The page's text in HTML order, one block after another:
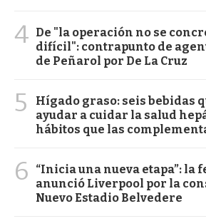
4 De "la operación no se
difícil": contrapunto de
de Peñarol por De La Cruz
5
Hígado graso: seis bebidas
ayudar a cuidar la salud
hábitos que las
6
“Inicia una nueva etapa”: la
anunció Liverpool por la
Nuevo Estadio Belvedere